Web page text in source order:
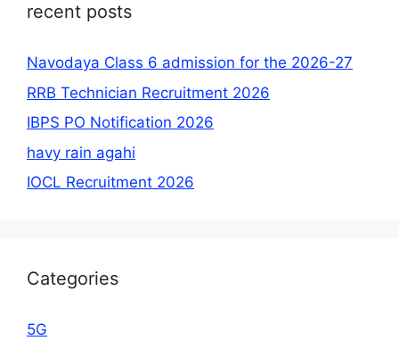
recent posts
Navodaya Class 6 admission for the 2026-27
RRB Technician Recruitment 2026
IBPS PO Notification 2026
havy rain agahi
IOCL Recruitment 2026
Categories
5G